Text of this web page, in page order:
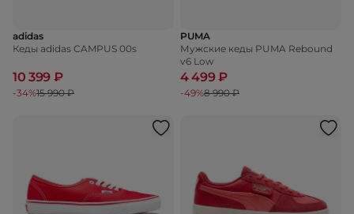
adidas
Кеды adidas CAMPUS 00s
10 399 ₽
-34%15 990 ₽
PUMA
Мужские кеды PUMA Rebound
v6 Low
4 499 ₽
-49%8 990 ₽